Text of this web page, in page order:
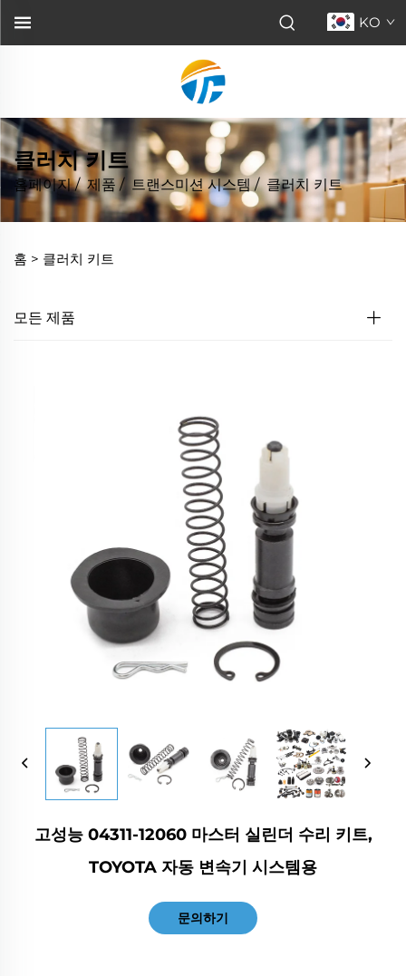
KO
클러치 키트
홈페이지/제품 / 트랜스미션 시스템/ 클러치 키트
홈 > 클러치 키트
모든 제품
고성능 04311-12060 마스터 실린더 수리 키트,
TOYOTA 자동 변속기 시스템용
문의하기